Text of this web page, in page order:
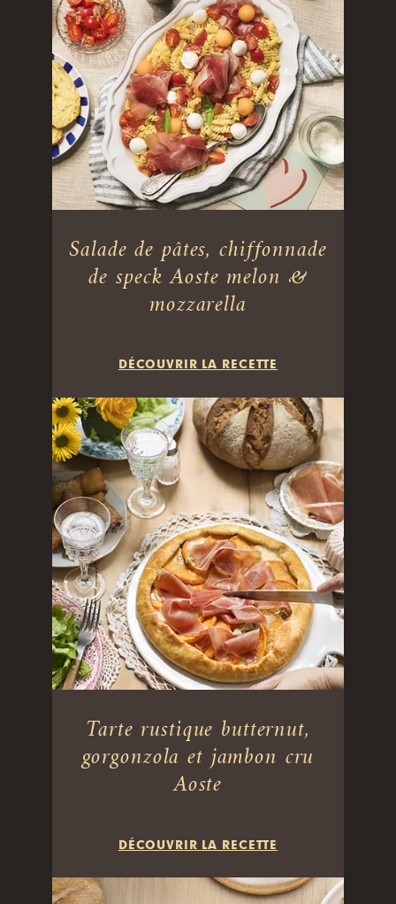
Salade de pâtes, chiffonnade
de speck Aoste melon &
mozzarella
DÉCOUVRIR LA RECETTE
Tarte rustique butternut,
gorgonzola et jambon cru
Aoste
DÉCOUVRIR LA RECETTE